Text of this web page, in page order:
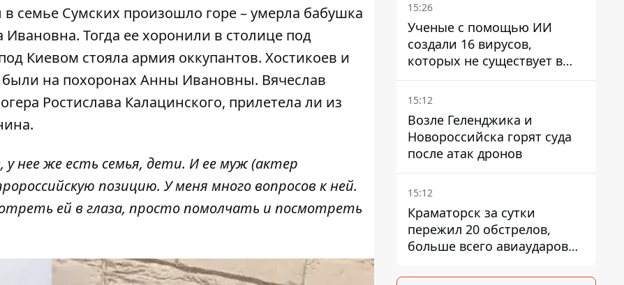
семье Сумских произошло горе – умерла бабушка
Тогда ее хоронили в столице под
Киевом стояла армия оккупантов. Хостикоев и
на похоронах Анны Ивановны. Вячеслав
Ростислава Калацинского, прилетела ли из
нее же есть семья, дети. И ее муж (актер
позицию. У меня много вопросов к ней.
ей в глаза, просто помолчать и посмотреть
15:26
Ученые с помощью ИИ
создали 16 вирусов,
которых не существует в
природе
15:12
Возле Геленджика и
Новороссийска горят суда
после атак дронов
15:12
Краматорск за сутки
пережил 20 обстрелов,
больше всего авиаударов